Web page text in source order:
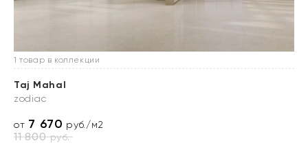
1 товар в коллекции
Taj Mahal
zodiac
от 7 670 руб./м2
11 800руб.